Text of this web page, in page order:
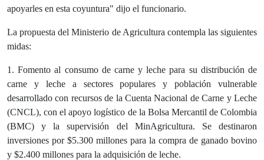
apoyarles en esta coyuntura" dijo el funcionario.
La propuesta del Ministerio de Agricultura contempla las siguientes
midas:
1. Fomento al consumo de carne y leche para su distribución de
carne y leche a sectores populares y población vulnerable
desarrollado con recursos de la Cuenta Nacional de Carne y Leche
(CNCL), con el apoyo logístico de la Bolsa Mercantil de Colombia
(BMC) y la supervisión del MinAgricultura. Se destinaron
inversiones por $5.300 millones para la compra de ganado bovino
y $2.400 millones para la adquisición de leche.